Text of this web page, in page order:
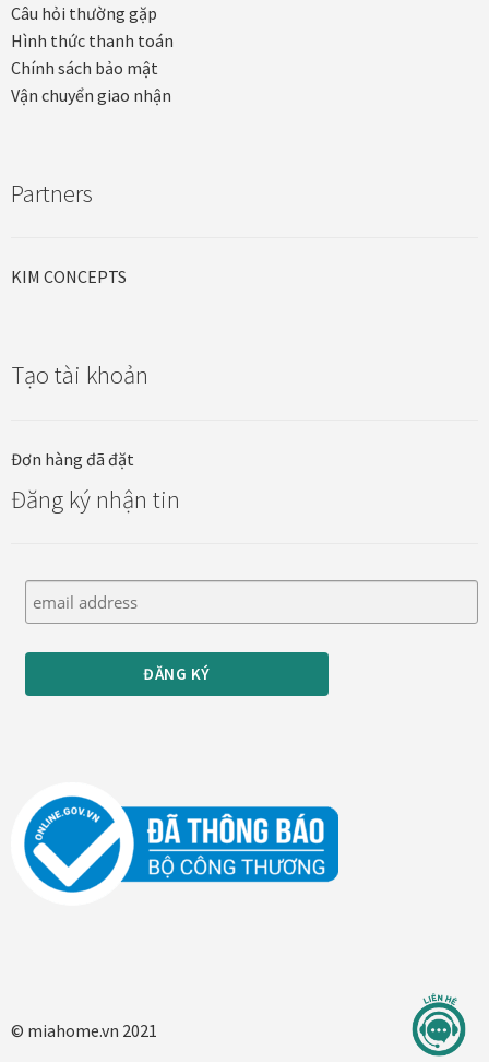
Phương thức thanh toán
Quà tặng cao cấp
Quà Tết Doanh nghiệp 2026
Tài khoản
Test home page 260225
Thanh toán
Thông tin chung & hỗ trợ
Tranh biểu tượng văn hoá Việt Nam
Tranh dán tường
Câu hỏi thường gặp
Hình thức thanh toán
Chính sách bảo mật
Vận chuyển giao nhận
Partners
KIM CONCEPTS
Tạo tài khoản
Đơn hàng đã đặt
Đăng ký nhận tin
© miahome.vn 2021